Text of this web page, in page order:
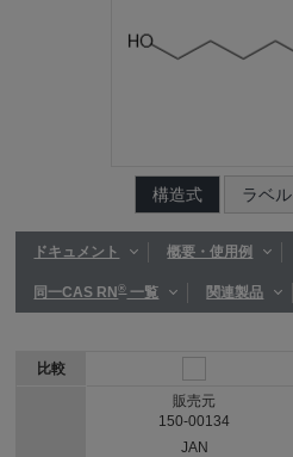
構造式 ラベル
ドキュメント 概要・使用例
同一CAS RN®一覧 関連製品
比較
販売元
150-00134
JAN